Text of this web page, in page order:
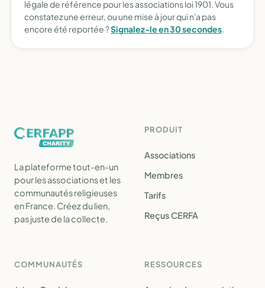
légale de référence pour les associations loi 1901. Vous
constatez une erreur, ou une mise à jour qui n'a pas
encore été reportée ?Signalez-le en 30 secondes.
La plateforme tout-en-un
pour les associations et les
communautés religieuses
en France. Créez du lien,
pas juste de la collecte.
PRODUIT
Associations
Membres
Tarifs
Reçus CERFA
COMMUNAUTÉS RESSOURCES